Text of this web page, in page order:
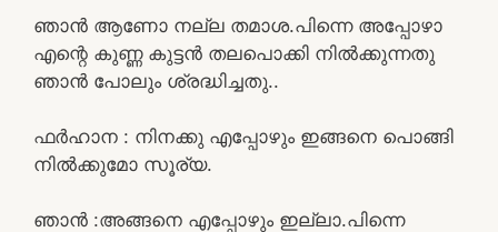
ഞാൻ ആണോ നല്ല തമാശ.പിന്നെ അപ്പോഴാ
എന്റെ കുണ്ണ കുട്ടൻ തലപൊക്കി നിൽക്കുന്നതു
ഞാൻ പോലും ശ്രദ്ധിച്ചതു..
ഫർഹാന : നിനക്കു എപ്പോഴും ഇങ്ങനെ പൊങ്ങി
നിൽക്കുമോ സൂര്യ.
ഞാൻ :അങ്ങനെ എപ്പോഴും ഇല്ലാ.പിന്നെ